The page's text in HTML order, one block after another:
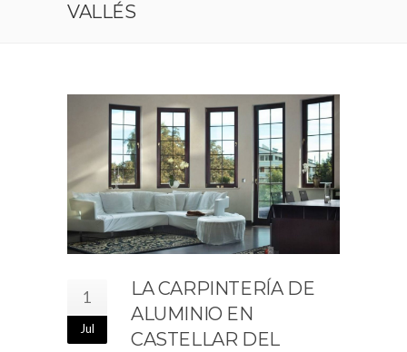
VALLÉS
1
Jul
LA CARPINTERÍA DE
ALUMINIO EN
CASTELLAR DEL